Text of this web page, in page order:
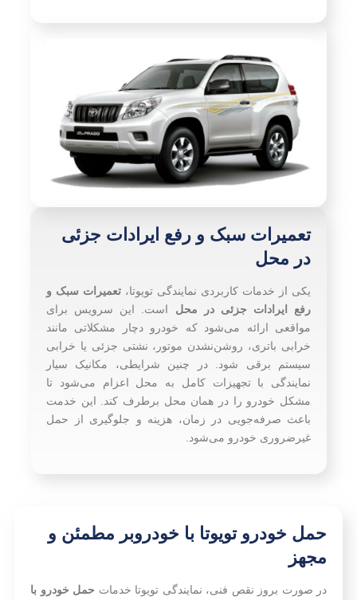
تعمیرات سبک و رفع ایرادات جزئی
در محل
یکی از خدمات کاربردی نمایندگی تویوتا، تعمیرات سبک و
رفع ایرادات جزئی در محل است. این سرویس برای
مواقعی ارائه می‌شود که خودرو دچار مشکلاتی مانند
خرابی باتری، روشن‌نشدن موتور، نشتی جزئی یا خرابی
سیستم برقی شود. در چنین شرایطی، مکانیک سیار
نمایندگی با تجهیزات کامل به محل اعزام می‌شود تا
مشکل خودرو را در همان محل برطرف کند. این خدمت
باعث صرفه‌جویی در زمان، هزینه و جلوگیری از حمل
غیرضروری خودرو می‌شود.
حمل خودرو تویوتا با خودروبر مطمئن و
مجهز
در صورت بروز نقص فنی، نمایندگی تویوتا خدمات حمل خودرو با